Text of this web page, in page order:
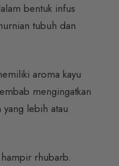
bentuk infus
tubuh dan
aroma kayu
mengingatkan
lebih atau
rhubarb.